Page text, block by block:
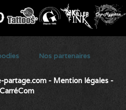
Nos partenaires
- Mention légales -
CarréCom